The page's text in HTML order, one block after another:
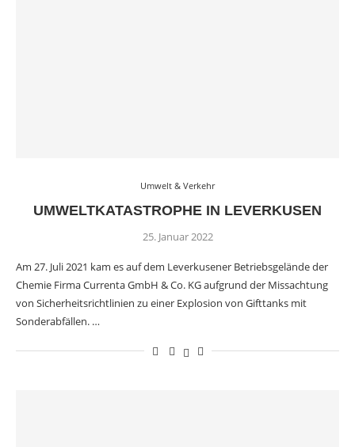
Umwelt & Verkehr
UMWELTKATASTROPHE IN LEVERKUSEN
25. Januar 2022
Am 27. Juli 2021 kam es auf dem Leverkusener Betriebsgelände der
Chemie Firma Currenta GmbH & Co. KG aufgrund der Missachtung
von Sicherheitsrichtlinien zu einer Explosion von Gifttanks mit
Sonderabfällen. …